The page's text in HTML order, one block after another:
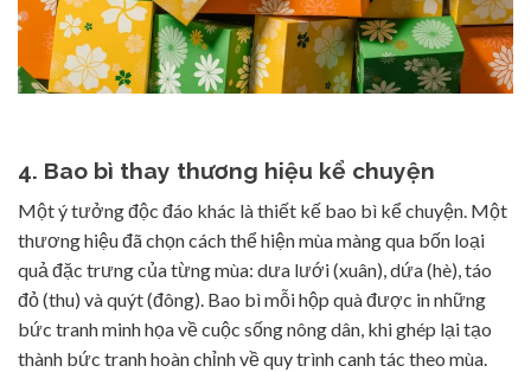
4. Bao bì thay thương hiệu kể chuyện
Một ý tưởng độc đáo khác là thiết kế bao bì kể chuyện. Một
thương hiệu đã chọn cách thể hiện mùa màng qua bốn loại
quả đặc trưng của từng mùa: dưa lưới (xuân), dứa (hè), táo
đỏ (thu) và quýt (đông). Bao bì mỗi hộp quà được in những
bức tranh minh họa về cuộc sống nông dân, khi ghép lại tạo
thành bức tranh hoàn chỉnh về quy trình canh tác theo mùa.